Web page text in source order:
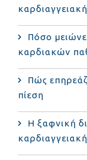
Πόσο
καρδιακών
Πώς
πίεση
Η ξαφνική